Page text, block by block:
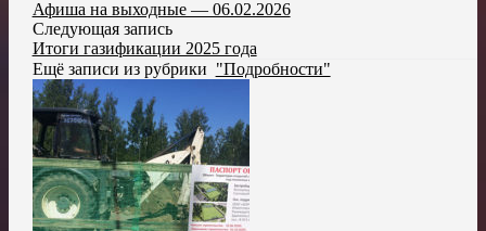
Афиша на выходные — 06.02.2026
Следующая запись
Итоги газификации 2025 года
Ещё записи из рубрики "Подробности"